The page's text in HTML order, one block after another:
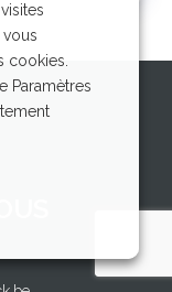
vous
cookies.
Paramètres